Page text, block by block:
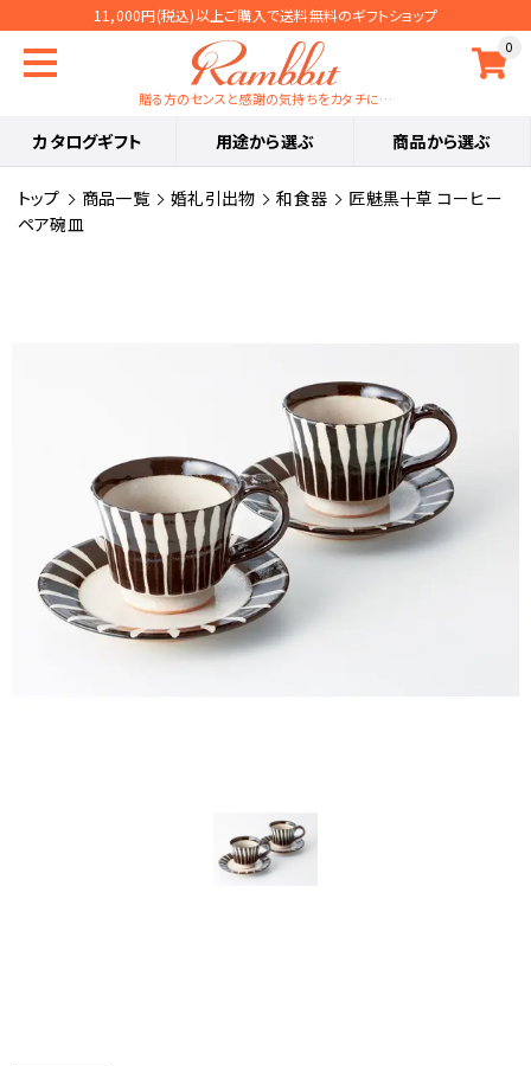
11,000円(税込)以上ご購入で送料無料のギフトショップ
0
贈る方のセンスと感謝の気持ちをカタチに…
カタログギフト 用途から選ぶ 商品から選ぶ
トップ 商品一覧 婚礼引出物 和食器
匠魅黒十草 コーヒー
ペア碗皿